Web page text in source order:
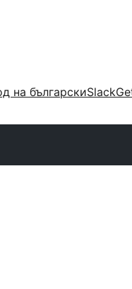
на българскиSlack